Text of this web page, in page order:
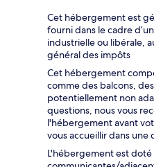
Cet hébergement est
fourni dans le cadre
industrielle ou libérale,
général des impôts
Cet hébergement
comme des balcons,
potentiellement non
questions, nous vous
l'hébergement avant
vous accueillir dans
L'hébergement est